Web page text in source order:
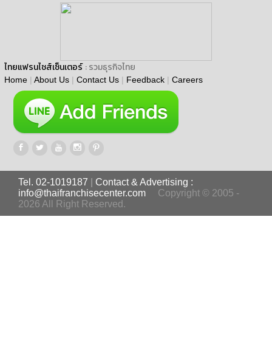
ไทยแฟรนไชส์เซ็นเตอร์ : รวมธุรกิจไทย
Home | About Us | Contact Us | Feedback | Careers
Tel. 02-1019187
Contact & Advertising :
info@thaifranchisecenter.com
Copyright © 2005 -
2026 All Right Reserved.